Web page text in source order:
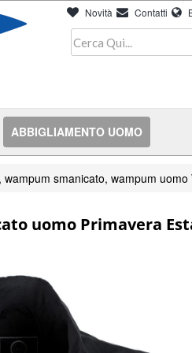
Novità Contatti
ABBIGLIAMENTO UOMO
smanicato, wampum
uomo Primavera